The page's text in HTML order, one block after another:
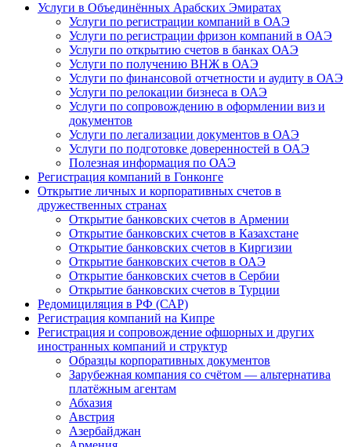
Услуги в Объединённых Арабских Эмиратах
Услуги по регистрации компаний в ОАЭ
Услуги по регистрации фризон компаний в ОАЭ
Услуги по открытию счетов в банках ОАЭ
Услуги по получению ВНЖ в ОАЭ
Услуги по финансовой отчетности и аудиту в ОАЭ
Услуги по релокации бизнеса в ОАЭ
Услуги по сопровождению в оформлении виз и
документов
Услуги по легализации документов в ОАЭ
Услуги по подготовке доверенностей в ОАЭ
Полезная информация по ОАЭ
Регистрация компаний в Гонконге
Открытие личных и корпоративных счетов в
дружественных странах
Открытие банковских счетов в Армении
Открытие банковских счетов в Казахстане
Открытие банковских счетов в Киргизии
Открытие банковских счетов в ОАЭ
Открытие банковских счетов в Сербии
Открытие банковских счетов в Турции
Редомициляция в РФ (САР)
Регистрация компаний на Кипре
Регистрация и сопровождение офшорных и других
иностранных компаний и структур
Образцы корпоративных документов
Зарубежная компания со счётом — альтернатива
платёжным агентам
Абхазия
Австрия
Азербайджан